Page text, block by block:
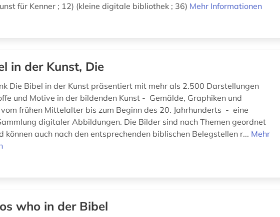
für Kenner ; 12) (kleine digitale bibliothek ; 36) Mehr Informationen
in der Kunst, Die
Die Bibel in der Kunst präsentiert mit mehr als 2.500 Darstellungen
und Motive in der bildenden Kunst - Gemälde, Graphiken und
frühen Mittelalter bis zum Beginn des 20. Jahrhunderts - eine
digitaler Abbildungen. Die Bilder sind nach Themen geordnet
können auch nach den entsprechenden biblischen Belegstellen r... Mehr
who in der Bibel